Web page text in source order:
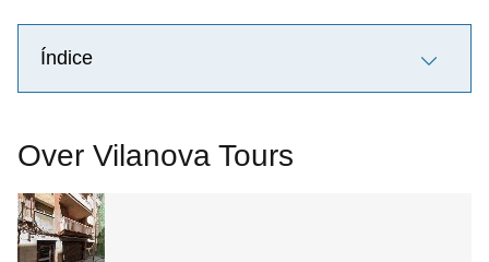
Índice
Over Vilanova Tours